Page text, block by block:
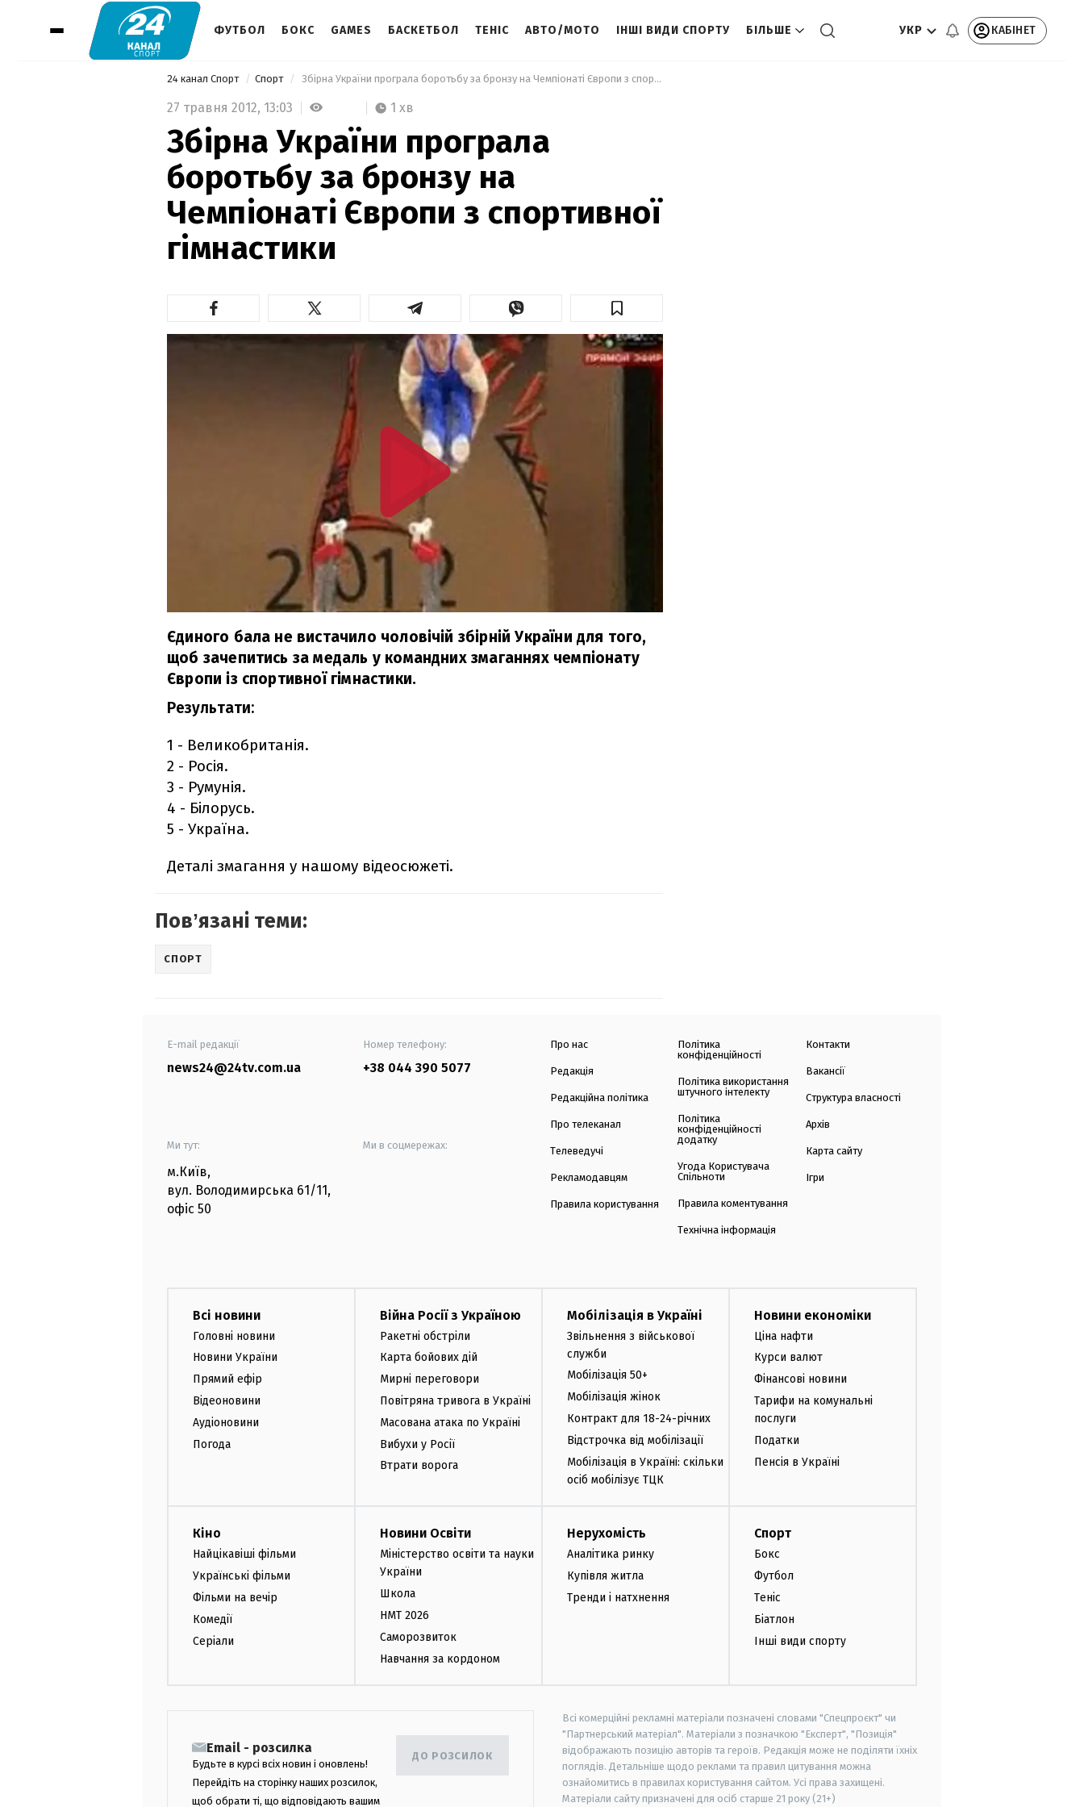
ФУТБОЛ БОКС GAMES БАСКЕТБОЛ ТЕНІС АВТО/МОТО ІНШІ ВИДИ СПОРТУ БІЛЬШЕ УКР КАБІНЕТ
24 канал Спорт Спорт Збірна України програла боротьбу за бронзу на Чемпіонаті Європи з спортивної гімнастики
27 травня 2012, 13:03 1 хв
Збірна України програла
боротьбу за бронзу на
Чемпіонаті Європи з спортивної
гімнастики
Єдиного бала не вистачило чоловічій збірній України для того,
щоб зачепитись за медаль у командних змаганнях чемпіонату
Європи із спортивної гімнастики.
Результати:
1 - Великобританія.
2 - Росія.
3 - Румунія.
4 - Білорусь.
5 - Україна.
Деталі змагання у нашому відеосюжеті.
Повʼязані теми:
СПОРТ
E-mail редакції
news24@24tv.com.ua
Номер телефону:
+38 044 390 5077
Ми тут:
м.Київ,
вул. Володимирська 61/11,
офіс 50
Ми в соцмережах:
Про нас
Редакція
Редакційна політика
Про телеканал
Телеведучі
Рекламодавцям
Правила користування
Політика
конфіденційності
Політика використання
штучного інтелекту
Політика
конфіденційності
додатку
Угода Користувача
Спільноти
Правила коментування
Технічна інформація
Контакти
Вакансії
Структура власності
Архів
Карта сайту
Ігри
Всі новини
Головні новини
Новини України
Прямий ефір
Відеоновини
Аудіоновини
Погода
Війна Росії з Україною
Ракетні обстріли
Карта бойових дій
Мирні переговори
Повітряна тривога в Україні
Масована атака по Україні
Вибухи у Росії
Втрати ворога
Мобілізація в Україні
Звільнення з військової
служби
Мобілізація 50+
Мобілізація жінок
Контракт для 18-24-річних
Відстрочка від мобілізації
Мобілізація в Україні: скільки
осіб мобілізує ТЦК
Новини економіки
Ціна нафти
Курси валют
Фінансові новини
Тарифи на комунальні
послуги
Податки
Пенсія в Україні
Кіно
Найцікавіші фільми
Українські фільми
Фільми на вечір
Комедії
Серіали
Новини Освіти
Міністерство освіти та науки
України
Школа
НМТ 2026
Саморозвиток
Навчання за кордоном
Нерухомість
Аналітика ринку
Купівля житла
Тренди і натхнення
Спорт
Бокс
Футбол
Теніс
Біатлон
Інші види спорту
Email - розсилка
Будьте в курсі всіх новин і оновлень!
Перейдіть на сторінку наших розсилок,
щоб обрати ті, що відповідають вашим
ДО РОЗСИЛОК
Всі комерційні рекламні матеріали позначені словами "Спецпроєкт" чи
"Партнерський матеріал". Матеріали з позначкою "Експерт", "Позиція"
відображають позицію авторів та героїв. Редакція може не поділяти їхніх
поглядів. Детальніше щодо реклами та правил цитування можна
ознайомитись в правилах користування сайтом. Усі права захищені.
Матеріали сайту призначені для осіб старше 21 року (21+)